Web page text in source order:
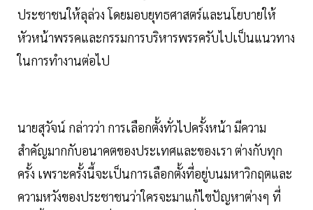
ประชาชนให้ลุล่วง โดยมอบยุทธศาสตร์และนโยบายให้
หัวหน้าพรรคและกรรมการบริหารพรรครับไปเป็นแนวทาง
ในการทำงานต่อไป
นายสุวัจน์ กล่าวว่า การเลือกตั้งทั่วไปครั้งหน้า มีความ
สำคัญมากกับอนาคตของประเทศและของเรา ต่างกับทุก
ครั้ง เพราะครั้งนี้จะเป็นการเลือกตั้งที่อยู่บนมหาวิกฤตและ
ความหวังของประชาชนว่าใครจะมาแก้ไขปัญหาต่างๆ ที่